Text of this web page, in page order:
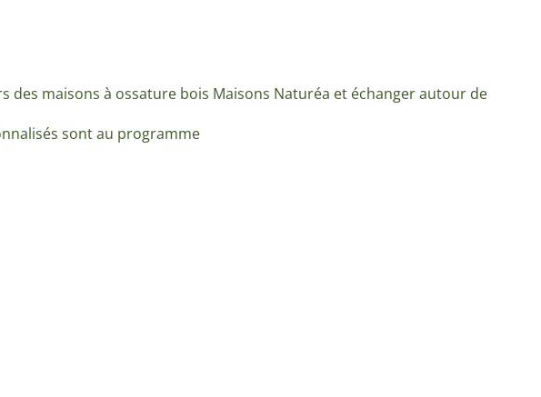
des maisons à ossature bois Maisons Naturéa et échanger autour de
sont au programme